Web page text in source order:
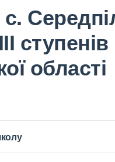
с.
області